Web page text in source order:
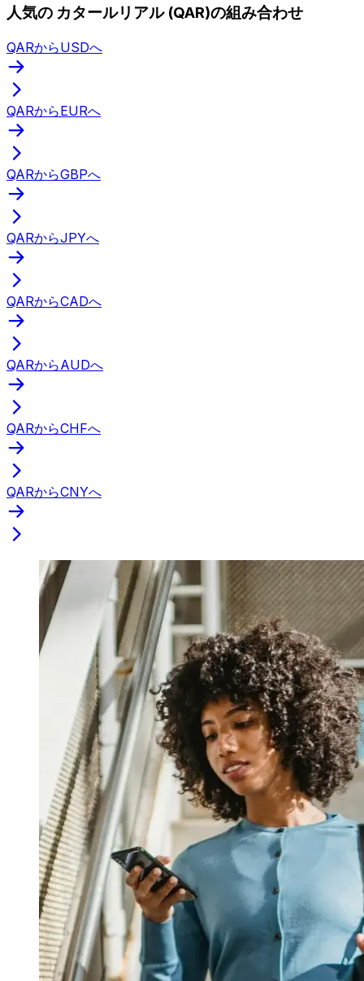
人気の カタールリアル (QAR)の組み合わせ
QARからUSDへ
QARからEURへ
QARからGBPへ
QARからJPYへ
QARからCADへ
QARからAUDへ
QARからCHFへ
QARからCNYへ